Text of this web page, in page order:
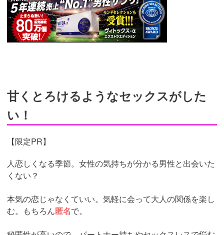
甘くとろけるようなセックスがした
い！
【限定PR】
人恋しくなる季節。女性の気持ちが分かる男性と出会いた
くない？
本気の恋じゃなくていい。気軽に会って大人の関係を楽し
む。もちろん匿名で。